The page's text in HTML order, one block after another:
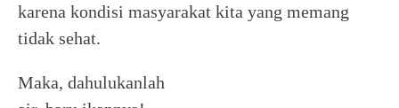
karena kondisi masyarakat kita yang memang
tidak sehat.
Maka, dahulukanlah